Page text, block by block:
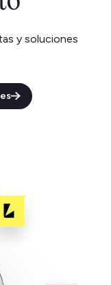
y soluciones